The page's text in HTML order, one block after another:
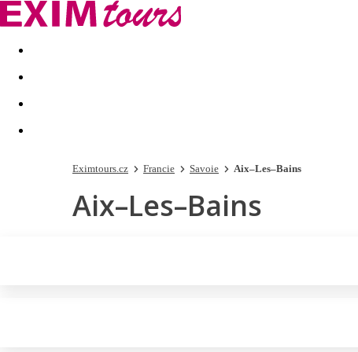
Akční nabídky Last minute
Eximtours.cz Francie Savoie Aix–Les–Bains
Aix–Les–Bains